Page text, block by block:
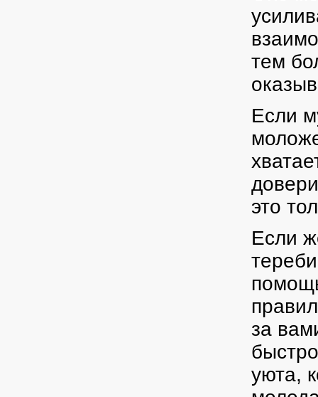
тем
Если
это
Если
за
уюта,